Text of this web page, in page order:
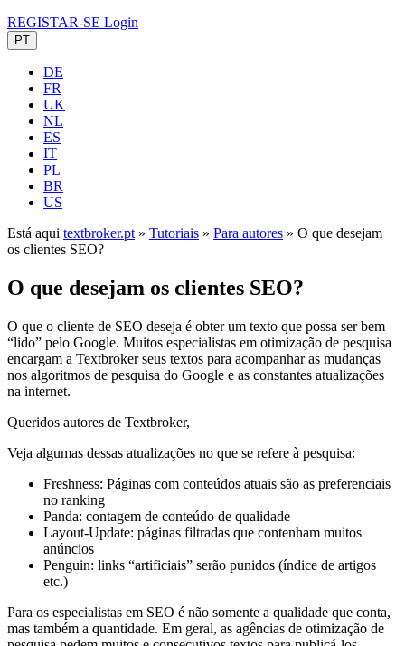
REGISTAR-SE Login
PT
DE
FR
UK
NL
ES
IT
PL
BR
US
Está aqui textbroker.pt » Tutoriais » Para autores » O que desejam
os clientes SEO?
O que desejam os clientes SEO?
O que o cliente de SEO deseja é obter um texto que possa ser bem
“lido” pelo Google. Muitos especialistas em otimização de pesquisa
encargam a Textbroker seus textos para acompanhar as mudanças
nos algoritmos de pesquisa do Google e as constantes atualizações
na internet.
Queridos autores de Textbroker,
Veja algumas dessas atualizações no que se refere à pesquisa:
Freshness: Páginas com conteúdos atuais são as preferenciais
no ranking
Panda: contagem de conteúdo de qualidade
Layout-Update: páginas filtradas que contenham muitos
anúncios
Penguin: links “artificiais” serão punidos (índice de artigos
etc.)
Para os especialistas em SEO é não somente a qualidade que conta,
mas também a quantidade. Em geral, as agências de otimização de